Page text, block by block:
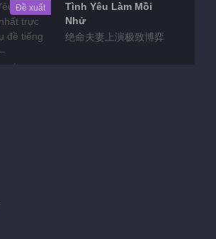
Đề xuất
Tình Yêu Làm Mồi
Nhử
绝命夫妻上演极致博弈